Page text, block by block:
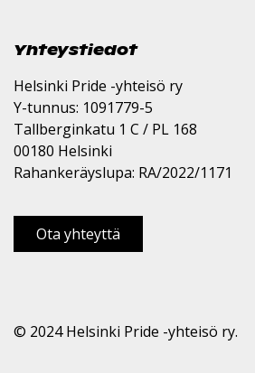
Yhteystiedot
Helsinki Pride -yhteisö ry
Y-tunnus: 1091779-5
Tallberginkatu 1 C / PL 168
00180 Helsinki
Rahankeräyslupa: RA/2022/1171
Ota yhteyttä
© 2024 Helsinki Pride -yhteisö ry.